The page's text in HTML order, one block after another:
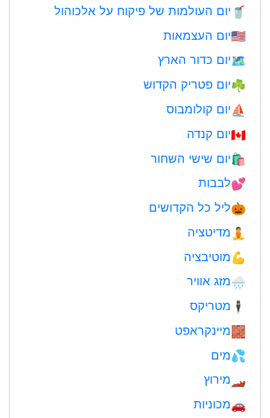
🥤 יום העולמות של פיקוח על אלכוהול
🇺🇸יום העצמאות
🗺️יום כדור הארץ
☘️יום פטריק הקדוש
⛵️יום קולומבוס
🇨🇦יום קנדה
🛍יום שישי השחור
💕לבבות
🎃ליל כל הקדושים
🧘 מדיטציה
💪מוטיבציה
🌧מזג אוויר
🕴️ מטריקס
🧱מיינקראפט
💦מים
🏎 מירוץ
🚗מכוניות